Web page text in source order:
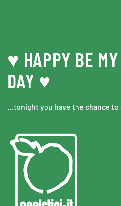
♥ HAPPY BE
DAY ♥
…tonight you have the chance to